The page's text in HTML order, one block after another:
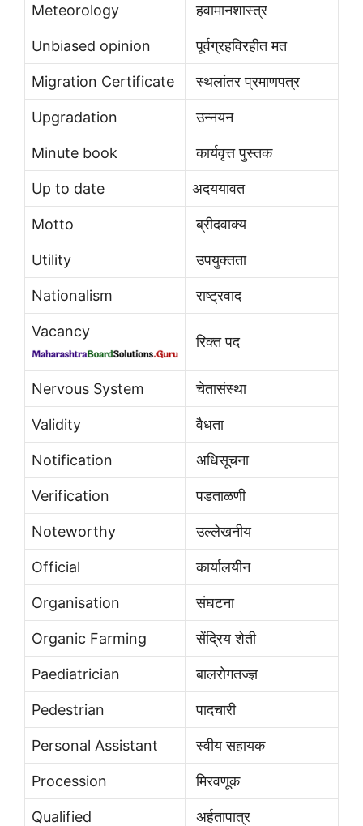
Meteorology हवामानशास्त्र
Unbiased opinion पूर्वग्रहविरहीत मत
Migration Certificate स्थलांतर प्रमाणपत्र
Upgradation उन्नयन
Minute book कार्यवृत्त पुस्तक
Up to date अदययावत
Motto ब्रीदवाक्य
Utility उपयुक्तता
Nationalism राष्ट्रवाद
Vacancy
रिक्त पद
Nervous System चेतासंस्था
Validity वैधता
Notification अधिसूचना
Verification पडताळणी
Noteworthy उल्लेखनीय
Official कार्यालयीन
Organisation संघटना
Organic Farming सेंद्रिय शेती
Paediatrician बालरोगतज्ज्ञ
Pedestrian पादचारी
Personal Assistant स्वीय सहायक
Procession मिरवणूक
Qualified अर्हतापात्र